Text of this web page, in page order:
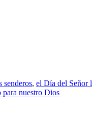
senderos, el Día del Señor
para nuestro Dios